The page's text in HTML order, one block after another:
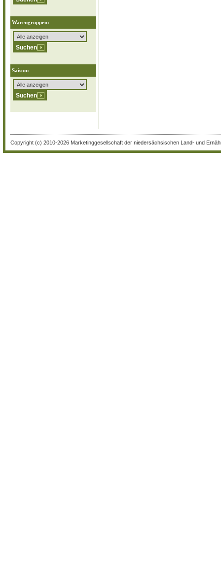
Warengruppen:
Saison:
Copyright (c) 2010-2026 Marketinggesellschaft der niedersächsischen Land- und